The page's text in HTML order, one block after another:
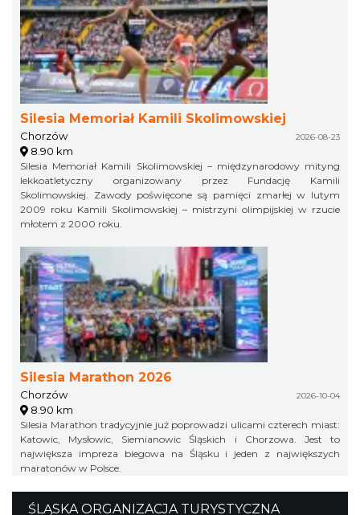
Silesia Memoriał Kamili Skolimowskiej
Chorzów 2026-08-23
8.90 km
Silesia Memoriał Kamili Skolimowskiej – międzynarodowy mityng
lekkoatletyczny organizowany przez Fundację Kamili
Skolimowskiej. Zawody poświęcone są pamięci zmarłej w lutym
2009 roku Kamili Skolimowskiej – mistrzyni olimpijskiej w rzucie
młotem z 2000 roku.
Silesia Marathon 2026
Chorzów 2026-10-04
8.90 km
Silesia Marathon tradycyjnie już poprowadzi ulicami czterech miast:
Katowic, Mysłowic, Siemianowic Śląskich i Chorzowa. Jest to
największa impreza biegowa na Śląsku i jeden z największych
maratonów w Polsce.
ŚLĄSKA ORGANIZACJA TURYSTYCZNA